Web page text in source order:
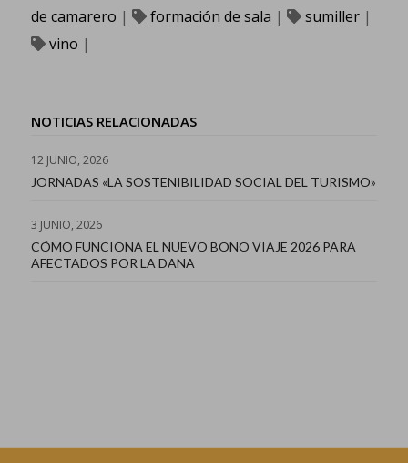
de camarero | formación de sala | sumiller |
vino |
NOTICIAS RELACIONADAS
12 JUNIO, 2026
JORNADAS «LA SOSTENIBILIDAD SOCIAL DEL TURISMO»
3 JUNIO, 2026
CÓMO FUNCIONA EL NUEVO BONO VIAJE 2026 PARA
AFECTADOS POR LA DANA